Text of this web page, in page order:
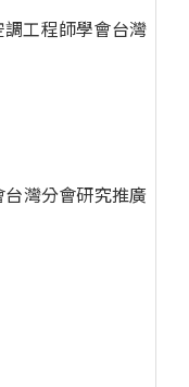
工程師學會台灣
灣分會研究推廣